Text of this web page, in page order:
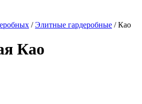
/Элитные гардеробные / Као
Као